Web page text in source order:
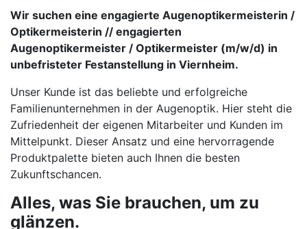
Wir suchen eine engagierte Augenoptikermeisterin /
Optikermeisterin // engagierten
Augenoptikermeister / Optikermeister (m/w/d) in
unbefristeter Festanstellung in Viernheim.
Unser Kunde ist das beliebte und erfolgreiche
Familienunternehmen in der Augenoptik. Hier steht die
Zufriedenheit der eigenen Mitarbeiter und Kunden im
Mittelpunkt. Dieser Ansatz und eine hervorragende
Produktpalette bieten auch Ihnen die besten
Zukunftschancen.
Alles, was Sie brauchen, um zu
glänzen.